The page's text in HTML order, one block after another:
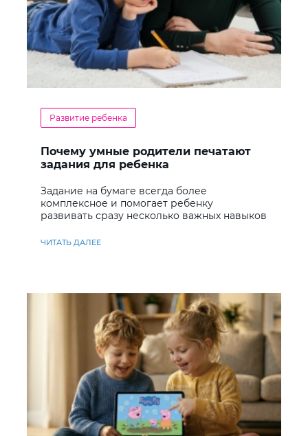
Развитие ребенка
Почему умные родители печатают
задания для ребенка
Задание на бумаге всегда более
комплексное и помогает ребенку
развивать сразу несколько важных навыков
ЧИТАТЬ ДАЛЕЕ